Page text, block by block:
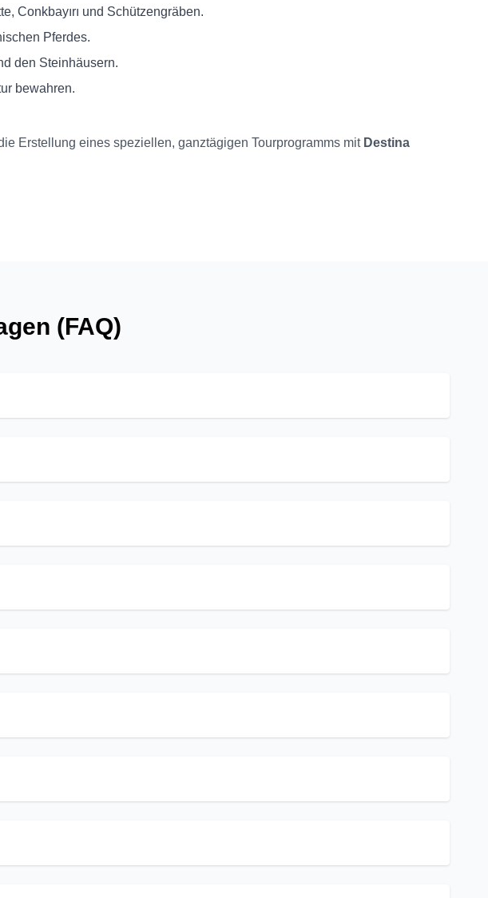
Conkbayırı und Schützengräben.
Pferdes.
den Steinhäusern.
bewahren.
Erstellung eines speziellen, ganztägigen Tourprogramms mit Destina
(FAQ)